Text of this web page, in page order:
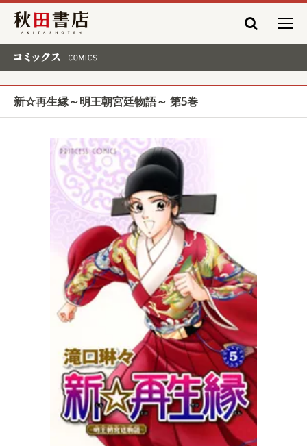
秋田書店
新☆再生縁～明王朝宮廷物語～ 第5巻